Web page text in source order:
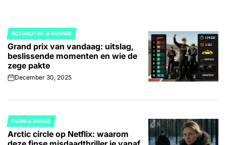
POSTED
IN
ACTUALITEIT & NIEUWS
Grand prix van vandaag: uitslag,
beslissende momenten en wie de
zege pakte
onDecember 30, 2025
POSTED
IN
FILMS & SERIES
Arctic circle op Netflix: waarom